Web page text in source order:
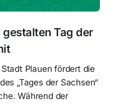
Tag der
Plauen fördert die
„Tages der Sachsen“
Während der